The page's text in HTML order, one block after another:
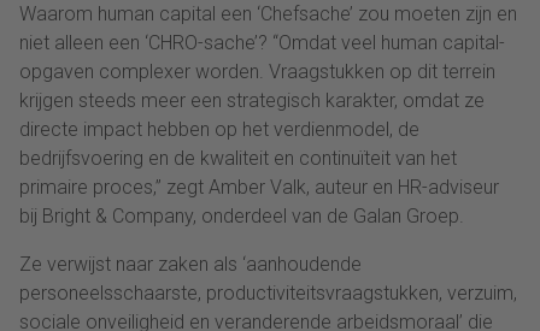
Waarom human capital een ‘Chefsache’ zou moeten zijn en
niet alleen een ‘CHRO-sache’? “Omdat veel human capital-
opgaven complexer worden. Vraagstukken op dit terrein
krijgen steeds meer een strategisch karakter, omdat ze
directe impact hebben op het verdienmodel, de
bedrijfsvoering en de kwaliteit en continuïteit van het
primaire proces,” zegt Amber Valk, auteur en HR-adviseur
bij Bright & Company, onderdeel van de Galan Groep.
Ze verwijst naar zaken als ‘aanhoudende
personeelsschaarste, productiviteitsvraagstukken, verzuim,
sociale onveiligheid en veranderende arbeidsmoraal’ die